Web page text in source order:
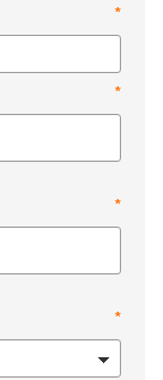
*
*
*
*